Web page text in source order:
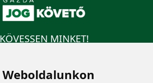
Weboldalunkon
KÖVESSEN MINKET!